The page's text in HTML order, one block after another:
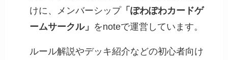
けに、メンバーシップ「ぽわぽわカードゲ
ームサークル」 をnoteで運営しています。
ルール解説やデッキ紹介などの初心者向け